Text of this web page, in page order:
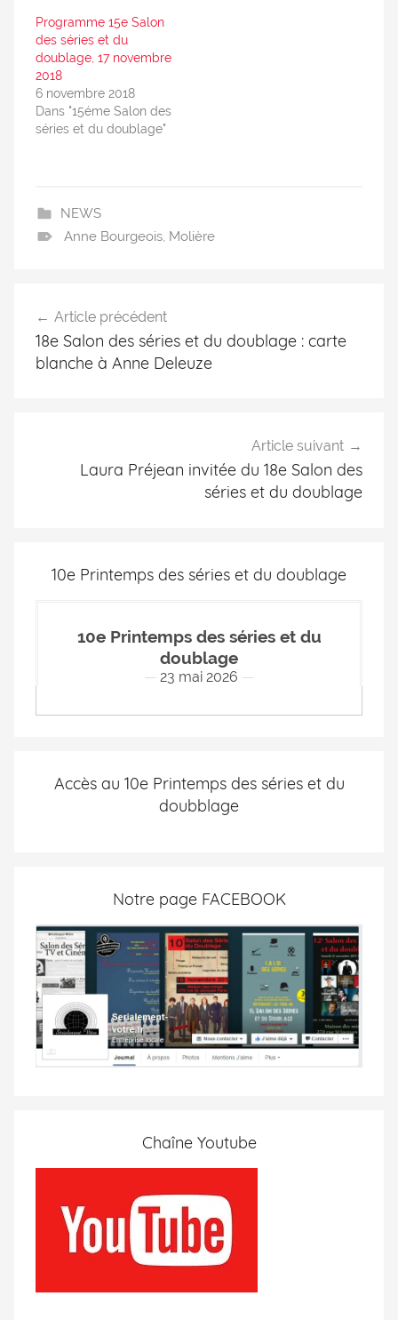
Programme 15e Salon
des séries et du
doublage, 17 novembre
2018
6 novembre 2018
Dans "15éme Salon des
séries et du doublage"
NEWS
Anne Bourgeois, Molière
Article précédent
18e Salon des séries et du doublage : carte
blanche à Anne Deleuze
Article suivant
Laura Préjean invitée du 18e Salon des
séries et du doublage
10e Printemps des séries et du doublage
10e Printemps des séries et du
doublage
23 mai 2026
Accès au 10e Printemps des séries et du
doubblage
Notre page FACEBOOK
Chaîne Youtube